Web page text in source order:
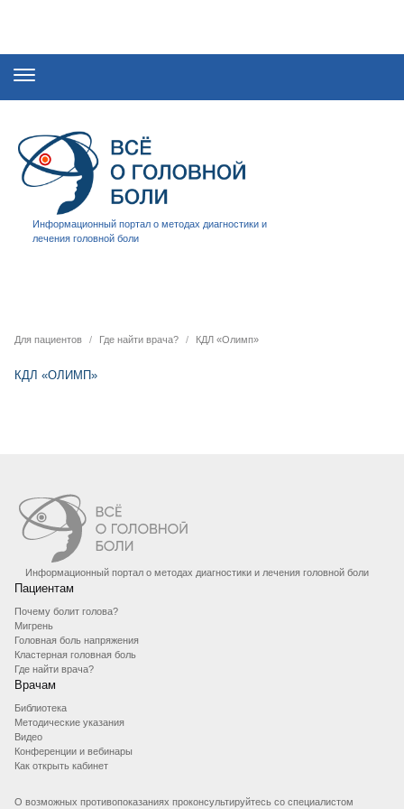
Информационный портал о методах диагностики и
лечения головной боли
Для пациентов Где найти врача? КДЛ «Олимп»
КДЛ «ОЛИМП»
Информационный портал о методах диагностики и лечения головной боли
Пациентам
Почему болит голова?
Мигрень
Головная боль напряжения
Кластерная головная боль
Где найти врача?
Врачам
Библиотека
Методические указания
Видео
Конференции и вебинары
Как открыть кабинет
О возможных противопоказаниях проконсультируйтесь со специалистом